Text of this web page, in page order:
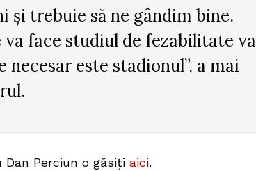
și trebuie să ne gândim bine.
va face studiul de fezabilitate va
necesar este stadionul”, a mai
Perciun o găsiți aici.